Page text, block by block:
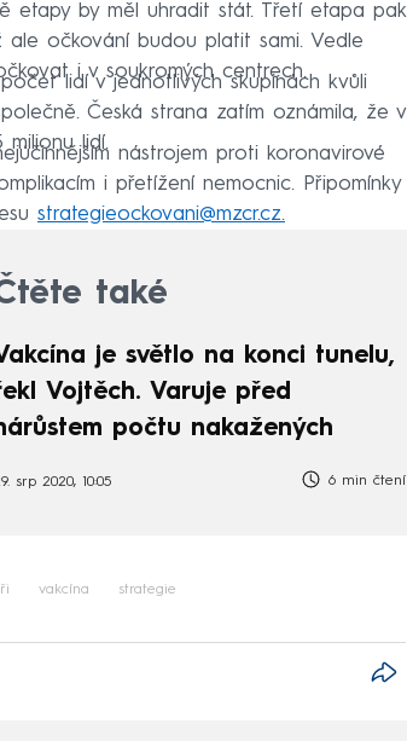
etapy by měl uhradit stát. Třetí etapa pak
očkování budou platit sami. Vedle
i v soukromých centrech.
lidí v jednotlivých skupinách kvůli
Česká strana zatím oznámila, že v
lidí.
nástrojem proti koronavirové
i přetížení nemocnic. Připomínky
strategieockovani@mzcr.cz.
také
je světlo na konci tunelu,
Vojtěch. Varuje před
počtu nakažených
srp 2020, 10:05 6 min čtení
vakcína strategie